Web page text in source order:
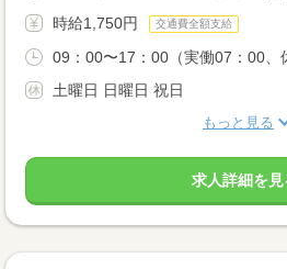
時給1,750円 交通費全額支給
09：00〜17：00（実働07：00、
土曜日 日曜日 祝日
もっと見る
求人詳細を見